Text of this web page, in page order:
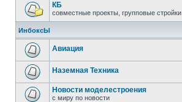
КБ
совместные проекты, групповые стройки
ИнбоксЫ
Авиация
Наземная Техника
Новости моделестроения
с миру по новости